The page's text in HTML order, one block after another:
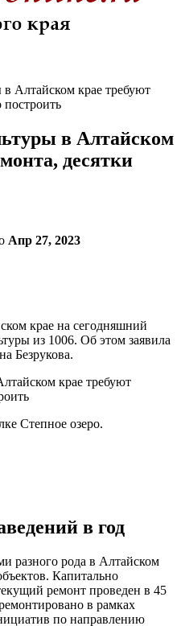
Алтайском крае требуют
построить
в Алтайском
десятки
Апр 27, 2023
крае на сегодняшний
из 1006. Об этом заявила
Безрукова.
Степное озеро.
в год
разного рода в Алтайском
Капитально
ремонт проведен в 45
в рамках
по направлению